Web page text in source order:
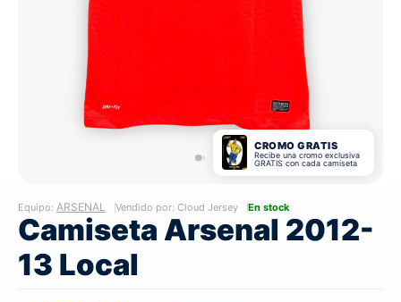
CROMO GRATIS
Recibe una cromo exclusiva
GRATIS con cada camiseta
Equipo: ARSENAL Vendido por: Cloud Jersey En stock
Camiseta Arsenal 2012-
13 Local